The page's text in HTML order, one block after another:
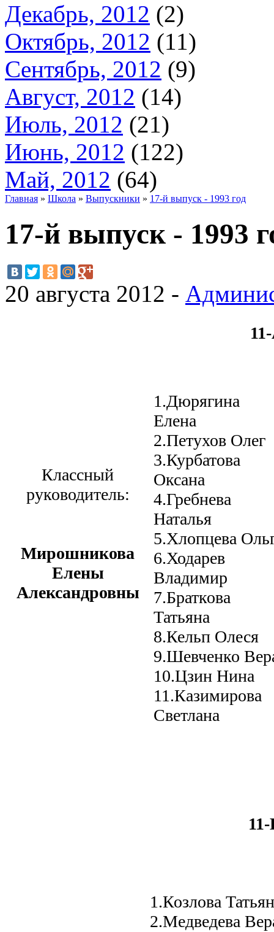
Декабрь, 2012 (2)
Октябрь, 2012 (11)
Сентябрь, 2012 (9)
Август, 2012 (14)
Июль, 2012 (21)
Июнь, 2012 (122)
Май, 2012 (64)
Главная » Школа » Выпускники » 17-й выпуск - 1993 год
17-й выпуск - 1993
20 августа 2012 -
Классный
руководитель:
Мирошникова
Елены
Александровны
1.Дюрягина
Елена
2.Петухов Олег
3.Курбатова
Оксана
4.Гребнева
Наталья
5.Хлопцева
6.Ходарев
Владимир
7.Браткова
Татьяна
8.Кельп Олеся
9.Шевченко
10.Цзин Нина
11.Казимирова
Светлана
1.Козлова
2.Медведева